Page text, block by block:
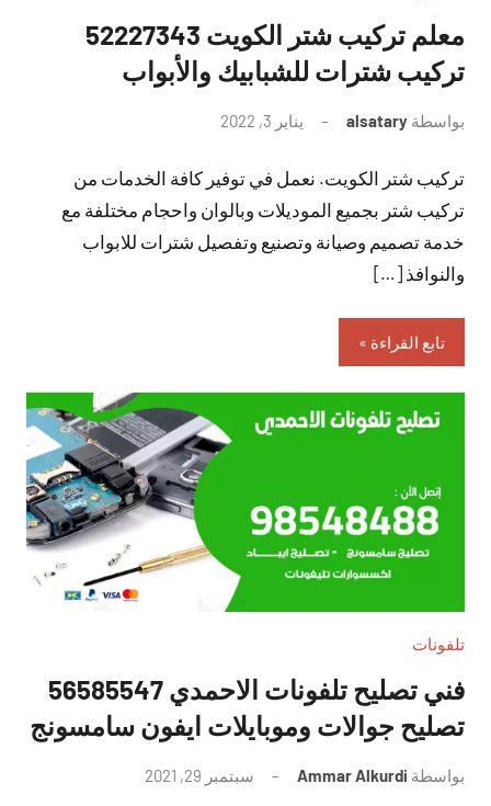
معلم تركيب شتر الكويت 52227343
تركيب شترات للشبابيك والأبواب
بواسطة alsatary يناير 3, 2022
تعليقات
تركيب شتر الكويت. نعمل في توفير كافة الخدمات من
تركيب شتر بجميع الموديلات وبالوان واحجام مختلفة مع
خدمة تصميم وصيانة وتصنيع وتفصيل شترات للابواب
والنوافذ […]
تابع القراءة
تلفونات
فني تصليح تلفونات الاحمدي 56585547
تصليح جوالات وموبايلات ايفون سامسونج
بواسطة Ammar Alkurdi سبتمبر 29, 2021